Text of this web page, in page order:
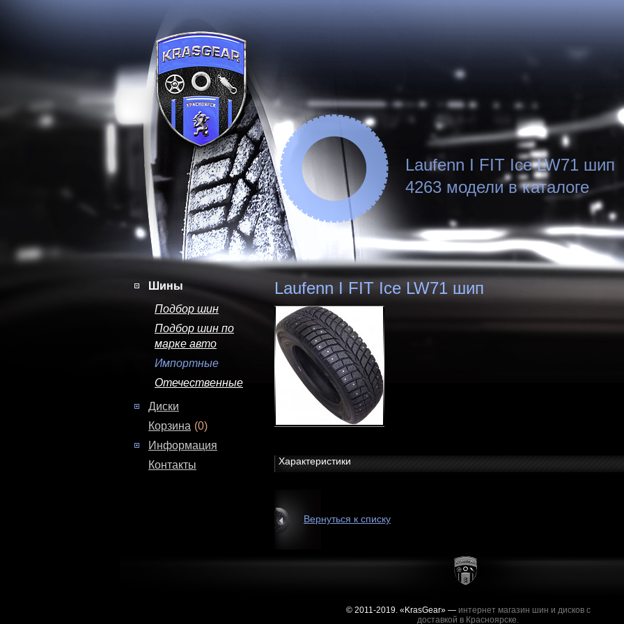
Laufenn I FIT Ice LW71 шип
4263 модели в каталоге
Шины
Подбор шин
Подбор шин по
марке авто
Импортные
Отечественные
Диски
Корзина (0)
Информация
Контакты
Laufenn I FIT Ice LW71 шип
Характеристики
Вернуться к списку
© 2011-2019. «KrasGear» — интернет магазин шин и дисков с
доставкой в Красноярске.